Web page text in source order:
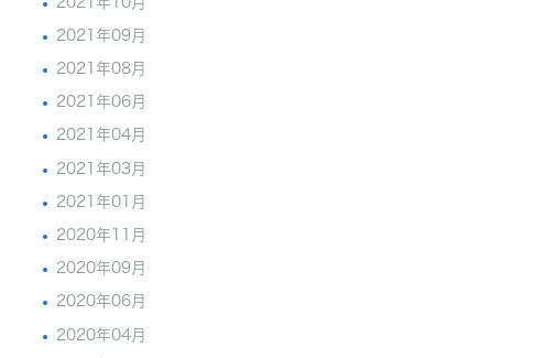
2021年09月
2021年08月
2021年06月
2021年04月
2021年03月
2021年01月
2020年11月
2020年09月
2020年06月
2020年04月